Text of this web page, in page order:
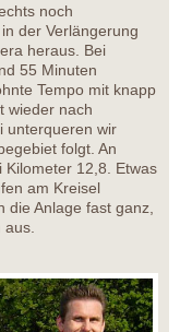
noch
der Verlängerung
heraus. Bei
55 Minuten
Tempo mit knapp
wieder nach
unterqueren wir
folgt. An
12,8. Etwas
am Kreisel
Anlage fast ganz,